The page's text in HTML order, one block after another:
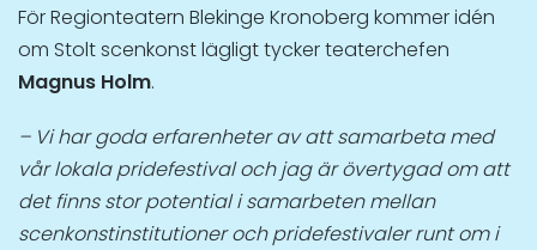
För Regionteatern Blekinge Kronoberg kommer idén
om Stolt scenkonst lägligt tycker teaterchefen
Magnus Holm.
– Vi har goda erfarenheter av att samarbeta med
vår lokala pridefestival och jag är övertygad om att
det finns stor potential i samarbeten mellan
scenkonstinstitutioner och pridefestivaler runt om i